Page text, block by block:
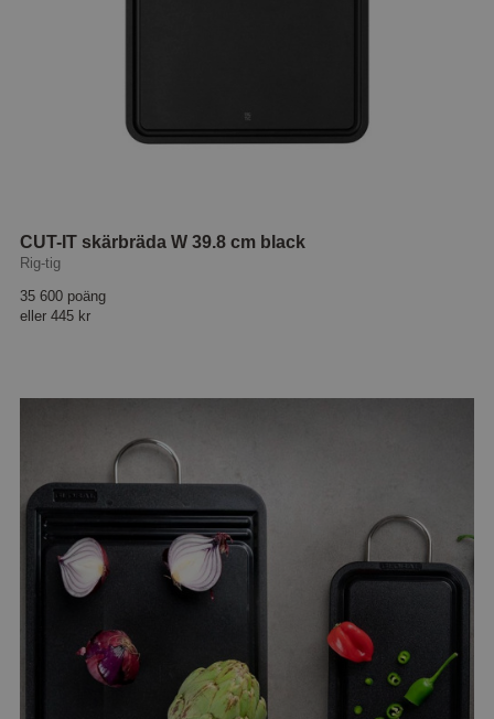
CUT-IT skärbräda W 39.8 cm black
Rig-tig
35 600 poäng
eller 445 kr